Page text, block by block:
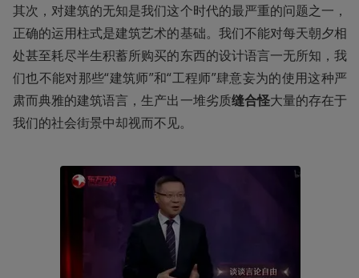
其次，对建筑的无知是我们这个时代的最严重的问题之一，
正确的运用柱式是建筑艺术的基础。我们不能对每天朝夕相
处甚至耗尽半生积蓄所购买的东西的设计语言一无所知，我
们也不能对那些“建筑师”和“工程师”肆意妄为的使用这种严
肃而典雅的建筑语言，生产出一堆劣质缝合怪大量的存在于
我们的社会街景中却视而不见。